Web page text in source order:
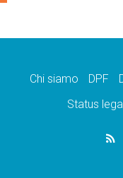
Chi siamo DPF
Status